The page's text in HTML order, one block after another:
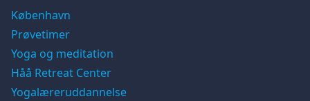
København
Prøvetimer
Yoga og meditation
Håå Retreat Center
Yogalæreruddannelse